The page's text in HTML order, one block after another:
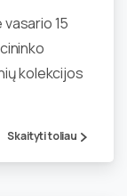
15
kolekcijos
Skaityti toliau